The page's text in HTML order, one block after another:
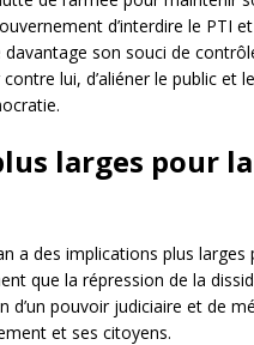
d’interdire le PTI
son souci de
lui, d’aliéner le public et
larges pour
a des implications plus
que la répression de la
pouvoir judiciaire et de
et ses citoyens.